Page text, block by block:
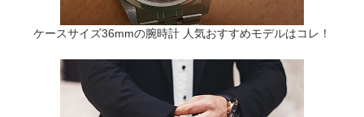
ケースサイズ36mmの腕時計 人気おすすめモデルはコレ！